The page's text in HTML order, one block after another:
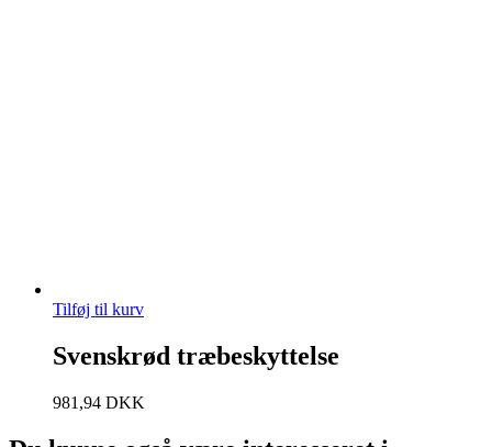
Tilføj til kurv
Svenskrød træbeskyttelse
981,94 DKK